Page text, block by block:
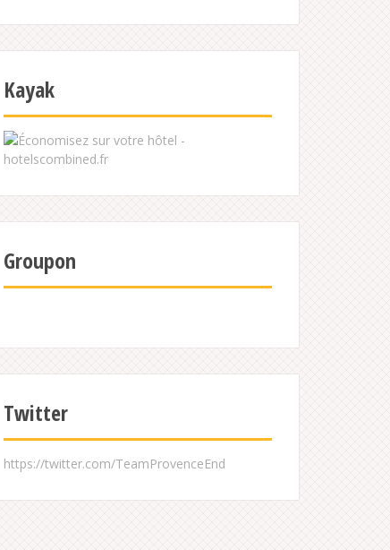
Kayak
Groupon
Twitter
https://twitter.com/TeamProvenceEnd